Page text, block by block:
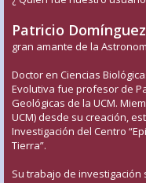
Patricio
gran amante de la
Doctor en Ciencias
Evolutiva fue profesor de
Geológicas de la UCM.
UCM) desde su creación,
Investigación del Centro
Tierra”.
Su trabajo de